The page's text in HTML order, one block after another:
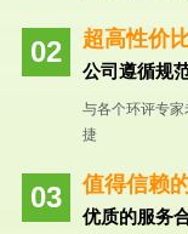
超高性价
公司遵循规
与各个环评专
捷
值得信赖
优质的服务